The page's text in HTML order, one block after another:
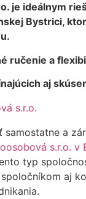
je ideálnym
Bystrici,
ručenie a
aj
samostatne a
s.r.o. v
typ
aj